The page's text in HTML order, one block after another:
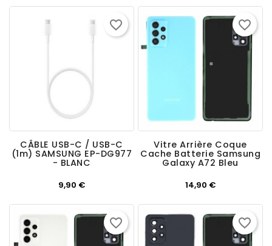
CÂBLE USB-C / USB-C
(1m) SAMSUNG EP-DG977
- BLANC
9,90 €Prix
favorite_border
Vitre Arrière Coque
Cache Batterie Samsung
Galaxy A72 Bleu
14,90 €Prix
favorite_border
favorite_border favorite_border